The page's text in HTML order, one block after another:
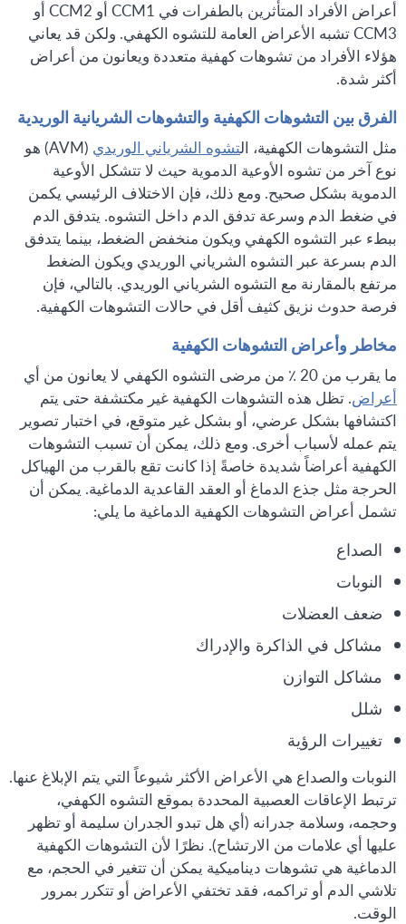
أعراض الأفراد المتأثرين بالطفرات في CCM1 أو CCM2 أو
CCM3 تشبه الأعراض العامة للتشوه الكهفي. ولكن قد يعاني
هؤلاء الأفراد من تشوهات كهفية متعددة ويعانون من أعراض
أكثر شدة.
الفرق بين التشوهات الكهفية والتشوهات الشريانية الوريدية
مثل التشوهات الكهفية، التشوه الشرياني الوريدي
(AVM) هو
نوع آخر من تشوه الأوعية الدموية حيث لا تتشكل الأوعية
الدموية بشكل صحيح. ومع ذلك، فإن الاختلاف الرئيسي يكمن
في ضغط الدم وسرعة تدفق الدم داخل التشوه. يتدفق الدم
ببطء عبر التشوه الكهفي ويكون منخفض الضغط، بينما يتدفق
الدم بسرعة عبر التشوه الشرياني الوريدي ويكون الضغط
مرتفع بالمقارنة مع التشوه الشرياني الوريدي. بالتالي، فإن
فرصة حدوث نزيق كثيف أقل في حالات التشوهات الكهفية.
مخاطر وأعراض التشوهات الكهفية
ما يقرب من 20 ٪ من مرضى التشوه الكهفي لا يعانون من أي
أعراض. تظل هذه التشوهات الكهفية غير مكتشفة حتى يتم
اكتشافها بشكل عرضي، أو بشكل غير متوقع، في اختبار تصوير
يتم عمله لأسباب أخرى. ومع ذلك، يمكن أن تسبب التشوهات
الكهفية أعراضاً شديدة خاصةً إذا كانت تقع بالقرب من الهياكل
الحرجة مثل جذع الدماغ أو العقد القاعدية الدماغية. يمكن أن
تشمل أعراض التشوهات الكهفية الدماغية ما يلي:
الصداع
النوبات
ضعف العضلات
مشاكل في الذاكرة والإدراك
مشاكل التوازن
شلل
تغييرات الرؤية
النوبات والصداع هي الأعراض الأكثر شيوعاً التي يتم الإبلاغ عنها.
ترتبط الإعاقات العصبية المحددة بموقع التشوه الكهفي،
وحجمه، وسلامة جدرانه (أي هل تبدو الجدران سليمة أو تظهر
عليها أي علامات من الارتشاح). نظرًا لأن التشوهات الكهفية
الدماغية هي تشوهات ديناميكية يمكن أن تتغير في الحجم، مع
تلاشي الدم أو تراكمه، فقد تختفي الأعراض أو تتكرر بمرور
الوقت.